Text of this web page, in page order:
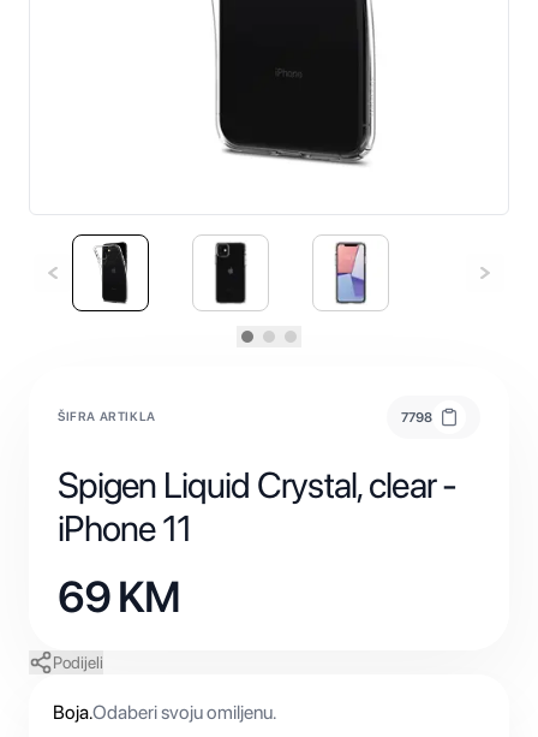
ŠIFRA ARTIKLA 7798
Spigen Liquid Crystal, clear -
iPhone 11
69KM
Podijeli
Boja.Odaberi svoju omiljenu.